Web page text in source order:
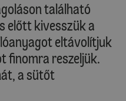
található
előtt kivesszük a
eltávolítjuk
finomra reszeljük.
a sütőt